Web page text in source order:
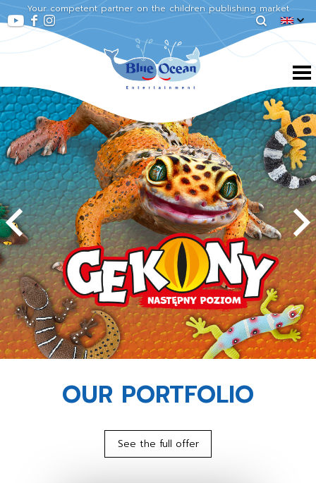
Your competent partner on the children publishing market
OUR PORTFOLIO
See the full offer